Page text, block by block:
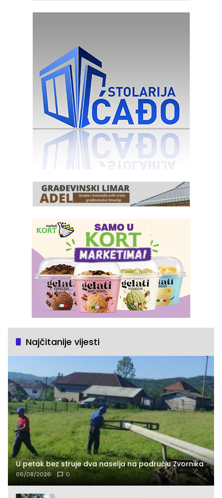
Najčitanije vijesti
U petak bez struje dva naselja na području Zvornika
06/08/2026 0